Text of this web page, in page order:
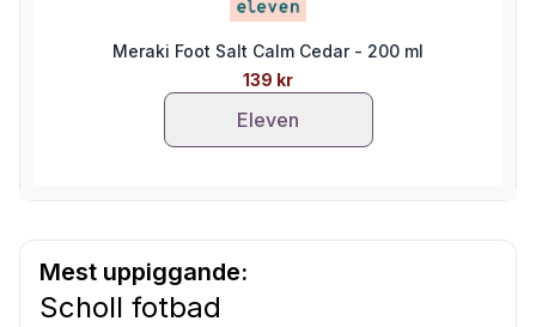
Meraki Foot Salt Calm Cedar - 200 ml
139 kr
Eleven
Mest uppiggande:
Scholl fotbad